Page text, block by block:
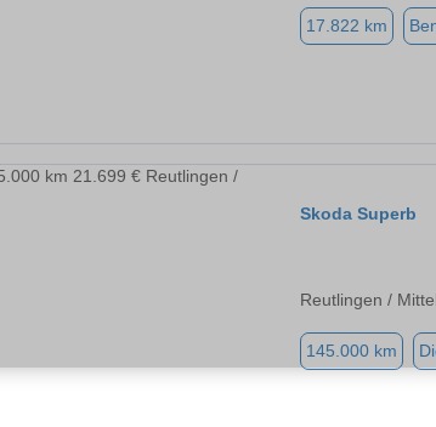
17.822 km
Skoda Superb
Reutlingen /
145.000 km